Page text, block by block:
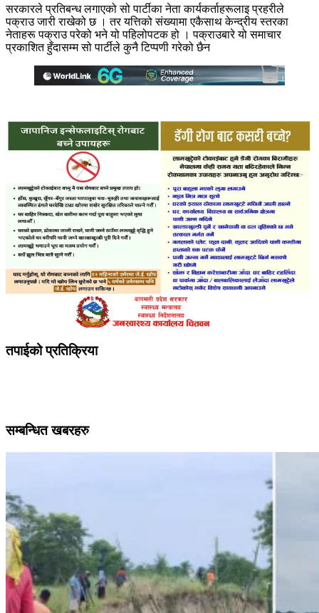
सरकारले प्रतिबन्ध लगाएको सो पार्टीका नेता कार्यकर्ताहरूलाइ प्रहरीले
पक्राउ जारी राखेको छ । तर यत्तिको संख्यामा एकैसाथ केन्द्रीय स्तरका
नेताहरू पक्राउ परेको भने यो पहिलोपटक हो । पक्राउबारे यो समाचार
प्रकाशित हुँदासम्म सो पार्टीले कुनै टिप्पणी गरेको छैन
तपाईको प्रतिक्रिया
सम्बन्धित खबरहरु